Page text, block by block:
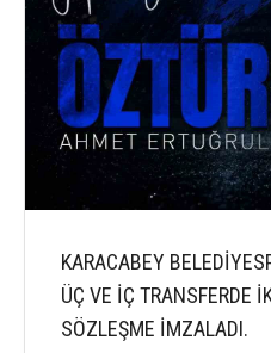
KARACABEY
ÜÇ VE İÇ TRANSFERDE
SÖZLEŞME İMZALADI.